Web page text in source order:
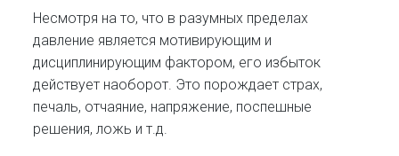
Несмотря на то, что в разумных пределах
давление является мотивирующим и
дисциплинирующим фактором, его избыток
действует наоборот. Это порождает страх,
печаль, отчаяние, напряжение, поспешные
решения, ложь и т.д.